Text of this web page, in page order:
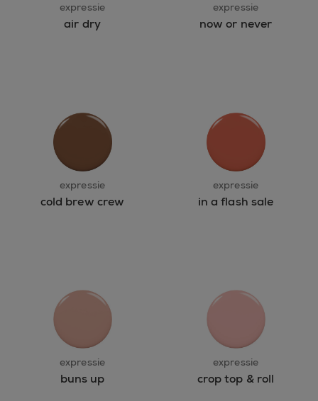
expressie
air dry
expressie
now or never
expressie
cold brew crew
expressie
in a flash sale
expressie
buns up
expressie
crop top & roll